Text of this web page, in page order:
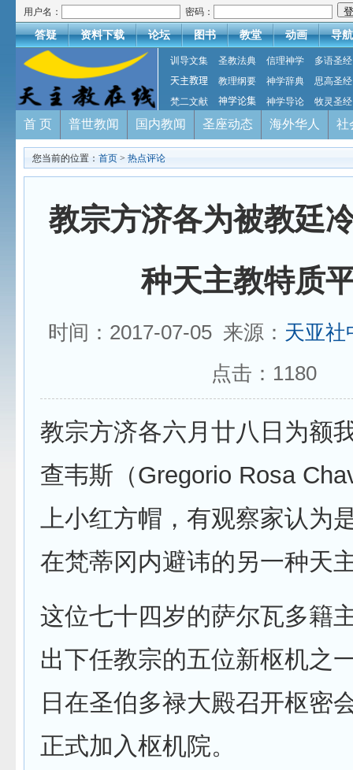
用户名： 密码：
答疑 资料下载 论坛 图书 教堂 动画 导航
训导文集 圣教法典 信理神学
多语圣经
天主教理
教理纲要 神学辞典
思高圣经
梵二文献
神学论集 神学导论 牧灵圣经
首 页 普世教闻 国内教闻 圣座动态 海外华人 社
您当前的位置： 首页 > 热点评论
教宗方济各为被教廷
种天主教特质
时间：2017-07-05 来源： 天亚社
点击： 1180
教宗方济各六月廿八日为额
查韦斯（Gregorio Rosa
上小红方帽，有观察家认为
在梵蒂冈内避讳的另一种天
这位七十四岁的萨尔瓦多籍
出下任教宗的五位新枢机之
日在圣伯多禄大殿召开枢密
正式加入枢机院。